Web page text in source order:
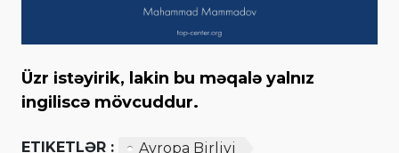
Üzr istəyirik, lakin bu məqalə yalnız
ingiliscə mövcuddur.
ETIKETLƏR :
Avropa Birliyi